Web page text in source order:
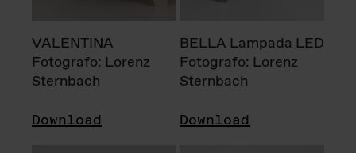
VALENTINA
Fotografo: Lorenz
Sternbach
Download
BELLA Lampada LED
Fotografo: Lorenz
Sternbach
Download